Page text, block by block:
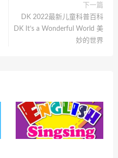
下一篇
DK 2022最新儿童科普百科
DK It’s a Wonderful World 美
妙的世界